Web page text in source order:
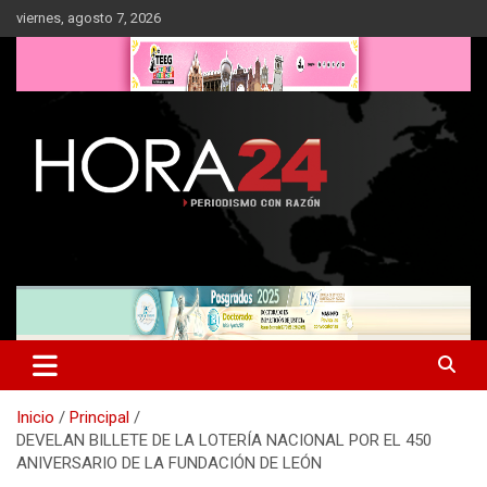
Saltar
al
viernes, agosto 7, 2026
Inicio
Principal
DEVELAN BILLETE DE LA LOTERÍA NACIONAL POR EL 450
ANIVERSARIO DE LA FUNDACIÓN DE LEÓN